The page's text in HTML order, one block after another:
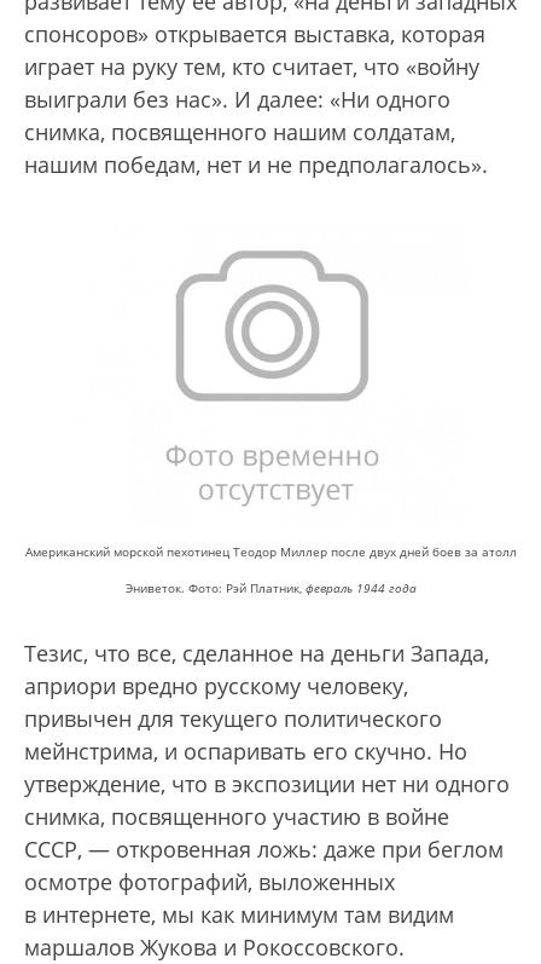
спонсоров» открывается выставка, которая
играет на руку тем, кто считает, что «войну
выиграли без нас». И далее: «Ни одного
снимка, посвященного нашим солдатам,
нашим победам, нет и не предполагалось».
Американский морской пехотинец Теодор Миллер после двух дней боев за атолл
Эниветок. Фото: Рэй Платник, февраль 1944 года
Тезис, что все, сделанное на деньги Запада,
априори вредно русскому человеку,
привычен для текущего политического
мейнстрима, и оспаривать его скучно. Но
утверждение, что в экспозиции нет ни одного
снимка, посвященного участию в войне
СССР, — откровенная ложь: даже при беглом
осмотре фотографий, выложенных
в интернете, мы как минимум там видим
маршалов Жукова и Рокоссовского.